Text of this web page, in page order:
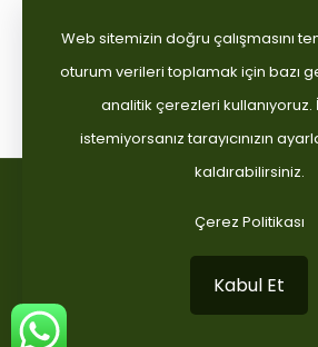
Linki Kopyala
Web sitemizin doğru çalışmasını
oturum verileri toplamak için bazı
analitik çerezleri kullanıyoruz.
istemiyorsanız tarayıcınızın
kaldırabilirsiniz.
Çerez Politikası
Kabul Et